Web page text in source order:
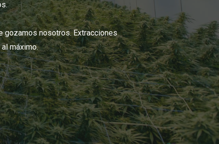
gozamos nosotros. Extracciones
máximo.